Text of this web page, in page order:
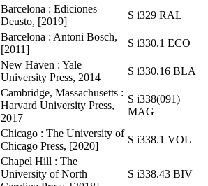
Barcelona : Ediciones
Deusto, [2019]
S i329 RAL
Barcelona : Antoni Bosch,
[2011]
S i330.1 ECO
New Haven : Yale
University Press, 2014
S i330.16 BLA
Cambridge, Massachusetts :
Harvard University Press,
2017
S i338(091)
MAG
Chicago : The University of
Chicago Press, [2020]
S i338.1 VOL
Chapel Hill : The
University of North
S i338.43 BIV